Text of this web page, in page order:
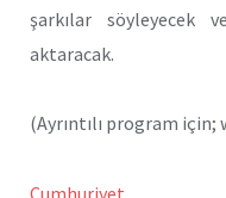
şarkılar söyleyecek
aktaracak.
(Ayrıntılı program